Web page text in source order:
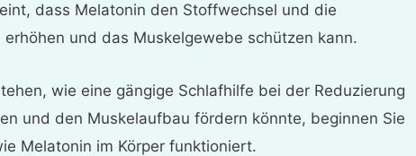
dass Melatonin den Stoffwechsel und die
und das Muskelgewebe schützen kann.
wie eine gängige Schlafhilfe bei der Reduzierung
und den Muskelaufbau fördern könnte, beginnen Sie
Melatonin im Körper funktioniert.